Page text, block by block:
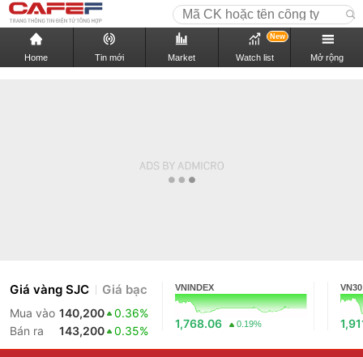
Home Tin mới Market Watch list
New
Mở rộng
Giá vàng SJC Giá bạc
Mua vào 140,200
0.36%
Bán ra
143,200 0.35%
VNINDEX
1,768.06 0.19%
VN30